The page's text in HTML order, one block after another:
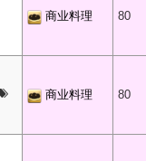
商业料理 80
商业料理 80